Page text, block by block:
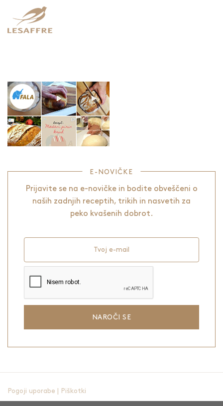
E-NOVIČKE
Prijavite se na e-novičke in bodite obveščeni o
naših zadnjih receptih, trikih in nasvetih za
peko kvašenih dobrot.
Tvoj e-mail
NAROČI SE
Pogoji uporabe Piškotki